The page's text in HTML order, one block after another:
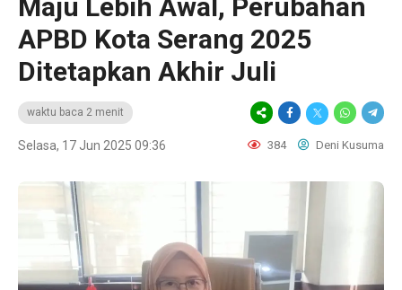
Maju Lebih Awal, Perubahan
APBD Kota Serang 2025
Ditetapkan Akhir Juli
waktu baca 2 menit
Selasa, 17 Jun 2025 09:36 384 Deni Kusuma